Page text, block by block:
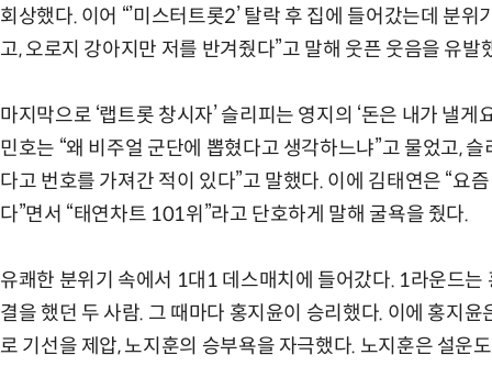
회상했다. 이어 “’미스터트롯2’ 탈락 후 집에 들어갔는데 분
고, 오로지 강아지만 저를 반겨줬다”고 말해 웃픈 웃음을 유발
마지막으로 ‘랩트롯 창시자’ 슬리피는 영지의 ‘돈은 내가 낼게
민호는 “왜 비주얼 군단에 뽑혔다고 생각하느냐”고 물었고,
다고 번호를 가져간 적이 있다”고 말했다. 이에 김태연은 “요
다”면서 “태연차트 101위”라고 단호하게 말해 굴욕을 줬다.
유쾌한 분위기 속에서 1대1 데스매치에 들어갔다. 1라운드
결을 했던 두 사람. 그 때마다 홍지윤이 승리했다. 이에 홍지
로 기선을 제압, 노지훈의 승부욕을 자극했다. 노지훈은 설운